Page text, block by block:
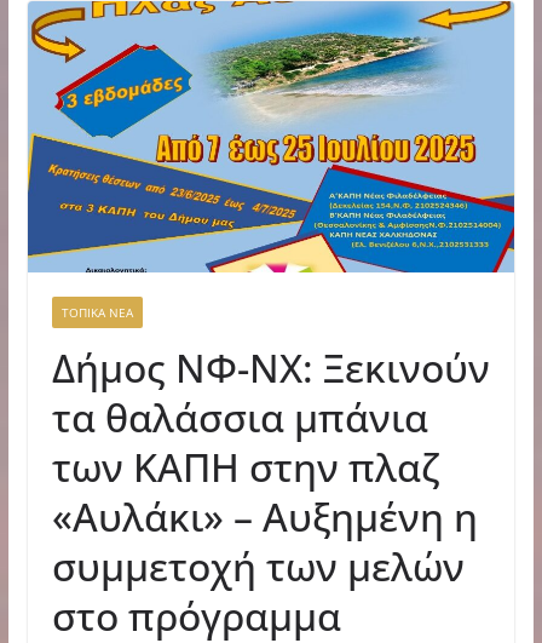
ΤΟΠΙΚΑ ΝΕΑ
Δήμος ΝΦ-ΝΧ: Ξεκινούν
τα θαλάσσια μπάνια
των ΚΑΠΗ στην πλαζ
«Αυλάκι» – Αυξημένη η
συμμετοχή των μελών
στο πρόγραμμα